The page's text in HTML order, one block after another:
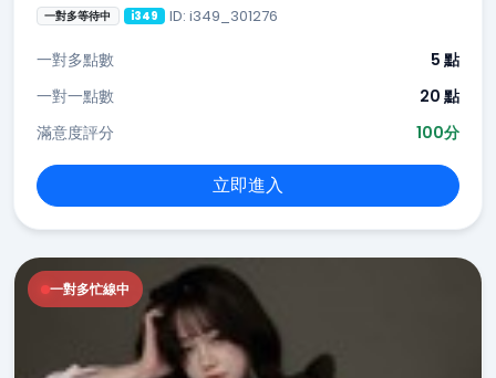
一對多等待中 i349 ID: i349_301276
一對多點數
5 點
一對一點數
20 點
滿意度評分
100分
立即進入
一對多忙線中